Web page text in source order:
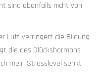
sind ebenfalls nicht von
Luft verringert die Bildung
die des Glückshormons
mein Stresslevel senkt